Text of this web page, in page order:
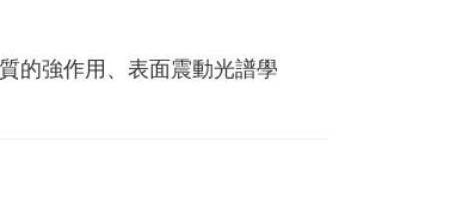
的強作用、表面震動光譜學